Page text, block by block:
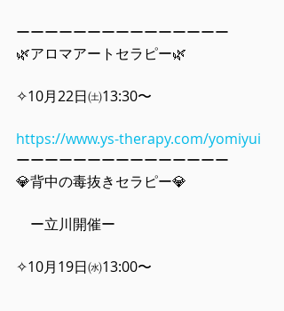
ーーーーーーーーーーーーーーー
🌿アロマアートセラピー🌿
✧10月22日㈯13:30〜
https://www.ys-therapy.com/yomiyui
ーーーーーーーーーーーーーーー
💎背中の毒抜きセラピー💎
ー立川開催ー
✧10月19日㈬13:00〜